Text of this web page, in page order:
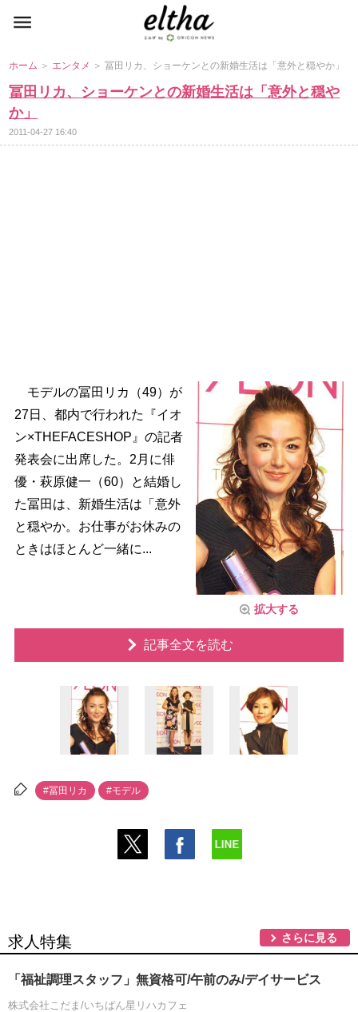
ホーム ＞ エンタメ ＞ 冨田リカ、ショーケンとの新婚生活は「意外と穏やか」
冨田リカ、ショーケンとの新婚生活は「意外と穏
か」
2011-04-27 16:40
拡大する
モデルの冨田リカ（49）が
27日、都内で行われた『イオ
ン×THEFACESHOP』の記者
発表会に出席した。2月に俳
優・萩原健一（60）と結婚し
た冨田は、新婚生活は「意外
と穏やか。お仕事がお休みの
ときはほとんど一緒に...
記事全文を読む
#冨田リカ #モデル
求人特集 さらに見る
「福祉調理スタッフ」無資格可/午前のみ/デイサービス
株式会社こだま/いちばん星リハカフェ